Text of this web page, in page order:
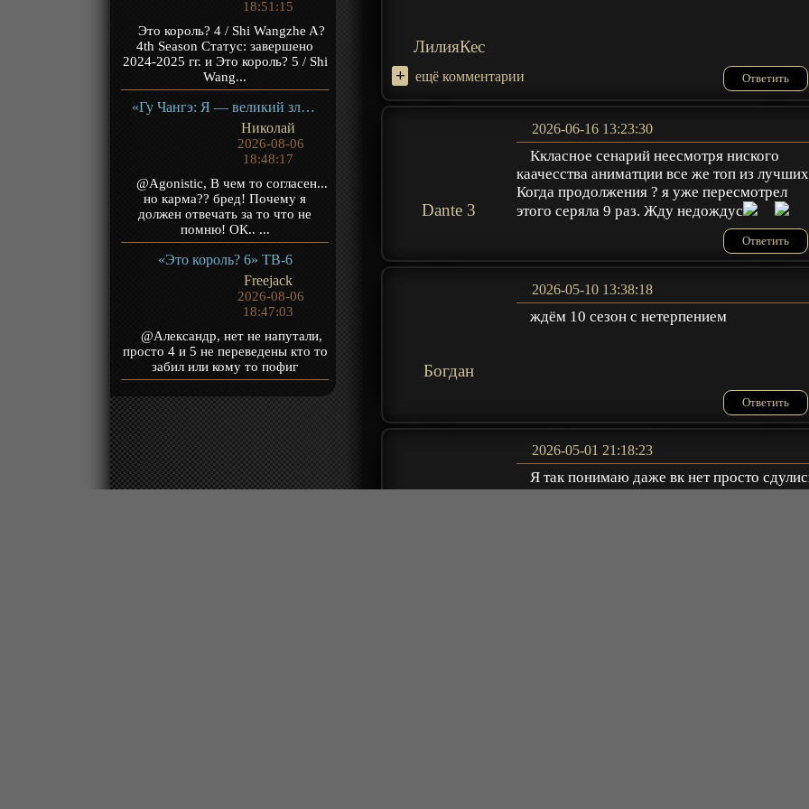
18:51:15
Это король? 4 / Shi Wangzhe A?
4th Season Статус: завершено
2024-2025 гг. и Это король? 5 / Shi
Wang...
«Гу Чангэ: Я — великий злодей Небесной Судьбы» ТВ-1
Николай
2026-08-06
18:48:17
@Agonistic, В чем то согласен...
но карма?? бред! Почему я
должен отвечать за то что не
помню! ОК.. ...
«Это король? 6» ТВ-6
Freejack
2026-08-06
18:47:03
@Александр, нет не напутали,
просто 4 и 5 не переведены кто то
забил или кому то пофиг
ЛилияКес
+ ещё комментарии Ответить
Dante 3
2026-06-16 13:23:30
Ккласное сенарий неесмотря ниского
каачесства аниматции все же топ из
Когда продолжения ? я уже пересмотрел
этого серяла 9 раз. Жду недождус
Ответить
Богдан
2026-05-10 13:38:18
ждём 10 сезон с нетерпением
Ответить
2026-05-01 21:18:23
Я так понимаю даже вк нет просто